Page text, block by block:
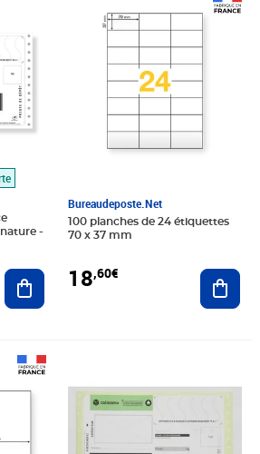
-
Ajouter au panier
Bureaudeposte.net
100 planches de 24 étiquettes
70 x 37 mm
18,60€